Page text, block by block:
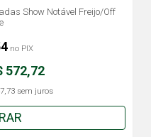
Show Notável Freijo/Off
572,72
sem juros
no PIX